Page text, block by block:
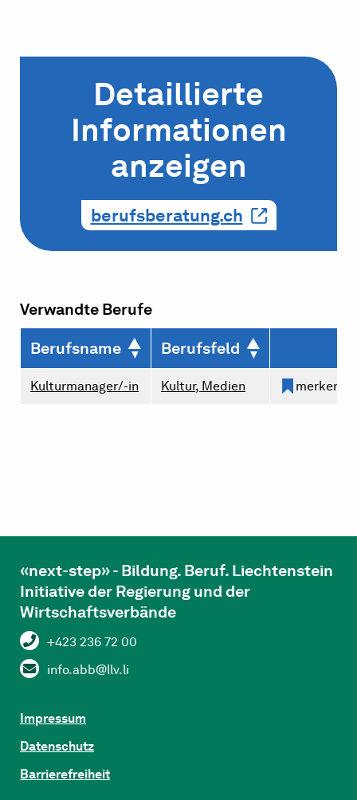
Detaillierte
Informationen
anzeigen
berufsberatung.ch
Verwandte Berufe
Berufsname Berufsfeld
Kulturmanager/-in Kultur, Medien merken
«next-step» - Bildung. Beruf. Liechtenstein
Initiative der Regierung und der
Wirtschaftsverbände
+423 236 72 00
info.abb@llv.li
Impressum
Datenschutz
Barrierefreiheit